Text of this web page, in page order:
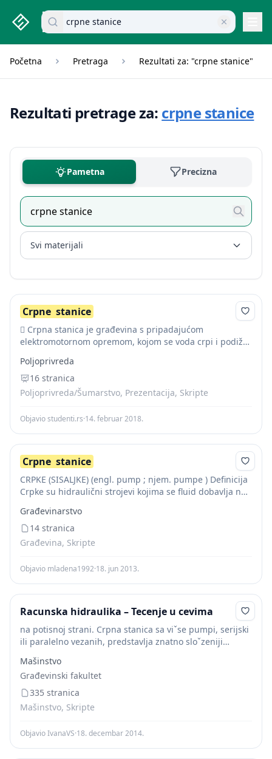
studenti.rs home page
Pretraži dokumente
Početna Pretraga Rezultati za: "crpne stanice"
Rezultati pretrage za: crpne stanice
Pametna Precizna
Svi materijali
Crpne stanice
 Crpna stanica je građevina s pripadajućom
elektromotornom opremom, kojom se voda crpi i podiže
zahtevane raspodele vode potrošačima. 
stanice se...
Poljoprivreda
16 stranica
Poljoprivreda/Šumarstvo, Prezentacija, Skripte
Objavio studenti.rs·14. februar 2018.
Crpne stanice
CRPKE (SISALJKE) (engl. pump ; njem. pumpe ) Definicija
Crpke su hidraulični strojevi kojima se fluid dobavlja na
prijenosom energije na...
Građevinarstvo
14 stranica
Građevina, Skripte
Objavio mladena1992·18. jun 2013.
Racunska hidraulika – Tecenje u cevima
na potisnoj strani. Crpna stanica sa viˇse pumpi, serijski
ili paralelno vezanih, predstavlja znatno sloˇzeniji
moˇze prevazi´ci uvodjenjem ekvivalentne pumpe. U
konaˇcnim analizama,...
Mašinstvo
Građevinski fakultet
335 stranica
Mašinstvo, Skripte
Objavio IvanaVS·18. decembar 2014.